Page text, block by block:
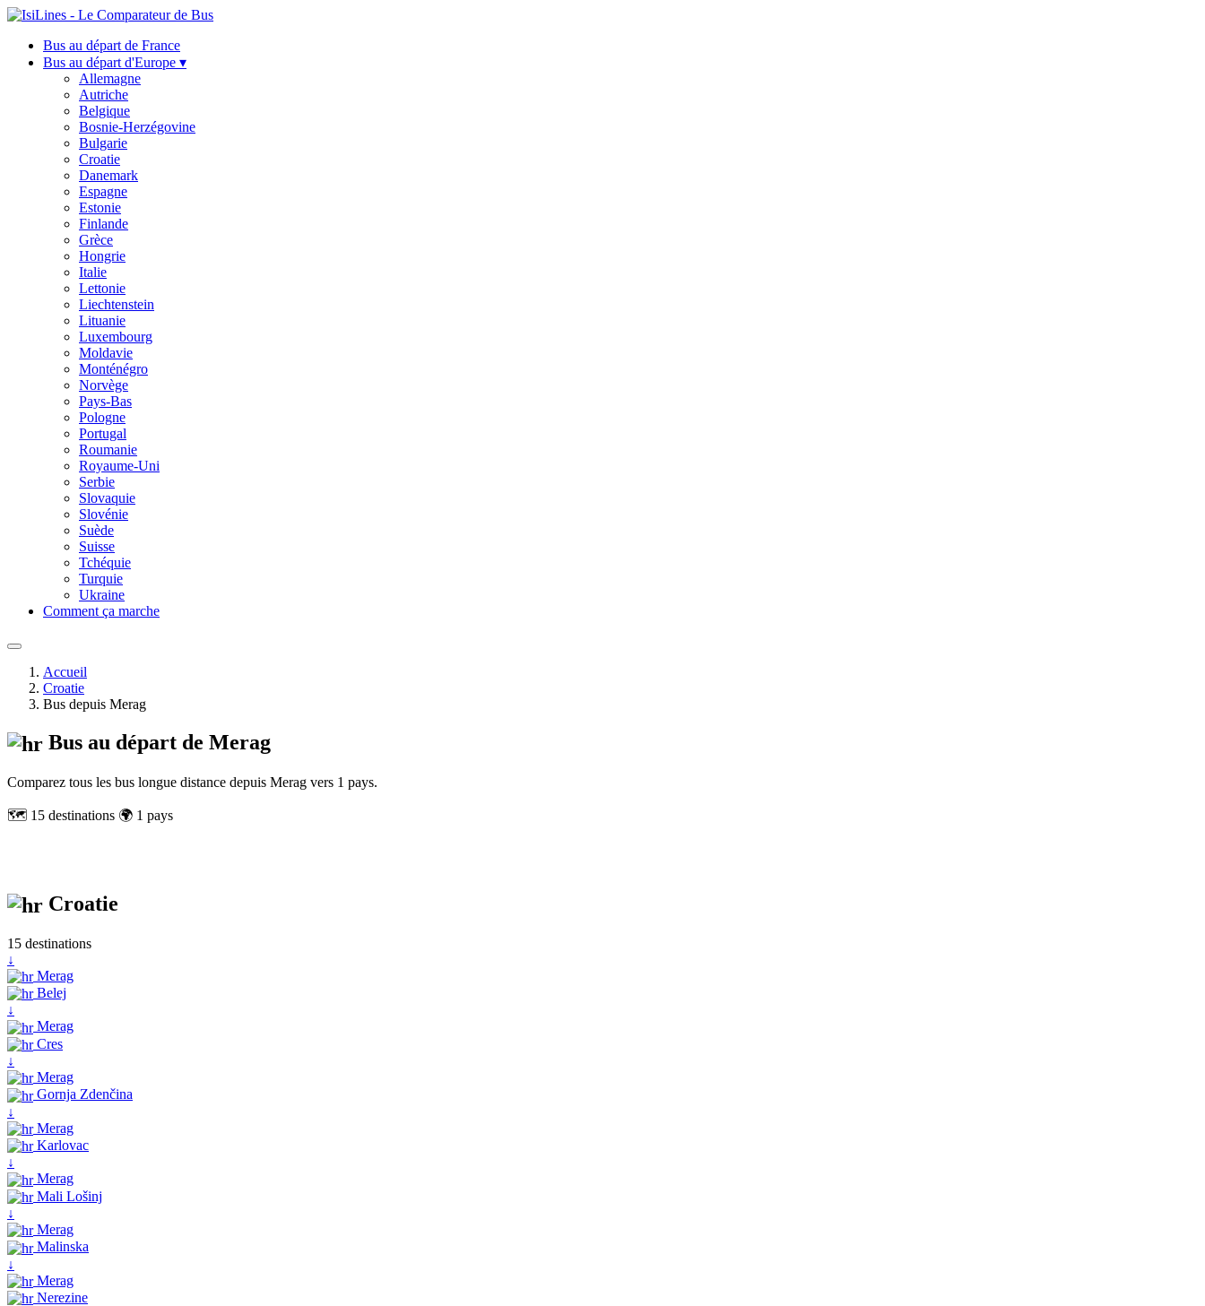
Bus au départ de France
Bus au départ d'Europe ▾
Allemagne
Autriche
Belgique
Bosnie-Herzégovine
Bulgarie
Croatie
Danemark
Espagne
Estonie
Finlande
Grèce
Hongrie
Italie
Lettonie
Liechtenstein
Lituanie
Luxembourg
Moldavie
Monténégro
Norvège
Pays-Bas
Pologne
Portugal
Roumanie
Royaume-Uni
Serbie
Slovaquie
Slovénie
Suède
Suisse
Tchéquie
Turquie
Ukraine
Comment ça marche
Accueil
Croatie
Bus depuis Merag
Bus au départ de Merag
Comparez tous les bus longue distance depuis Merag vers 1 pays.
🗺️ 15 destinations 🌍 1 pays
Croatie
15 destinations
↓
Merag
Belej
↓
Merag
Cres
↓
Merag
Gornja Zdenčina
↓
Merag
Karlovac
↓
Merag
Mali Lošinj
↓
Merag
Malinska
↓
Merag
Nerezine